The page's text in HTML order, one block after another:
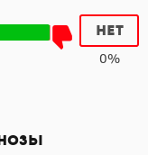
Нет
0%